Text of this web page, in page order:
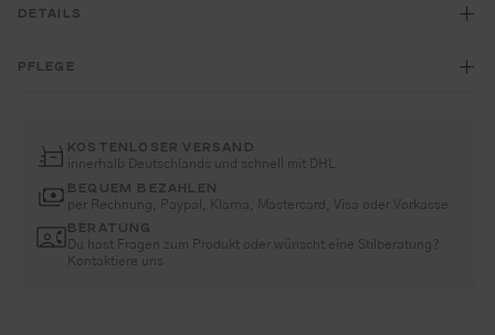
DETAILS
PFLEGE
KOSTENLOSER VERSAND
innerhalb Deutschlands und schnell mit DHL
BEQUEM BEZAHLEN
per Rechnung, Paypal, Klarna, Mastercard, Visa oder Vorkasse
BERATUNG
Du hast Fragen zum Produkt oder wünscht eine Stilberatung?
Kontaktiere uns